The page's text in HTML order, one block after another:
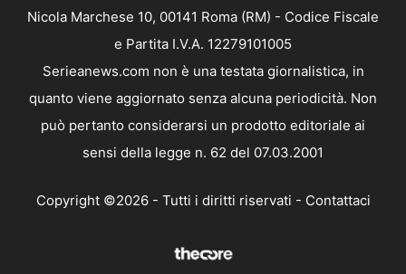
Nicola Marchese 10, 00141 Roma (RM) - Codice Fiscale
e Partita I.V.A. 12279101005
Serieanews.com non è una testata giornalistica, in
quanto viene aggiornato senza alcuna periodicità. Non
può pertanto considerarsi un prodotto editoriale ai
sensi della legge n. 62 del 07.03.2001
Copyright ©2026 - Tutti i diritti riservati - Contattaci